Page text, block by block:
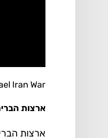
Iran War
ארצות
ארצות